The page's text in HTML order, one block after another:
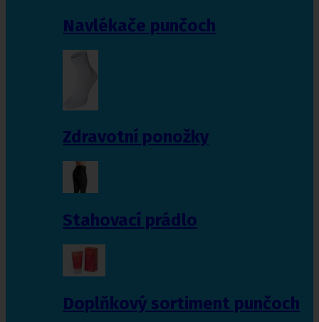
Navlékače punčoch
Zdravotní ponožky
Stahovací prádlo
Doplňkový sortiment punčoch